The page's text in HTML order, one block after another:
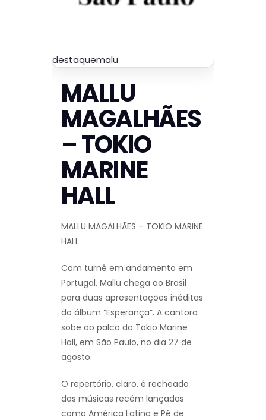
destaquemalu
MALLU
MAGALHÃES
– TOKIO
MARINE
HALL
MALLU MAGALHÃES – TOKIO MARINE
HALL
Com turnê em andamento em
Portugal, Mallu chega ao Brasil
para duas apresentações inéditas
do álbum “Esperança”. A cantora
sobe ao palco do Tokio Marine
Hall, em São Paulo, no dia 27 de
agosto.
O repertório, claro, é recheado
das músicas recém lançadas
como América Latina e Pé de